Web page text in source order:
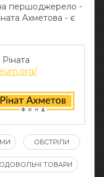
на першоджерело -
Ахметова - є
ОБСТРІЛИ
ТОВАРИ